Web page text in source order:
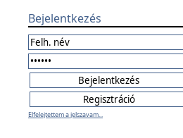
Bejelentkezés
Elfelejtettem a jelszavam...